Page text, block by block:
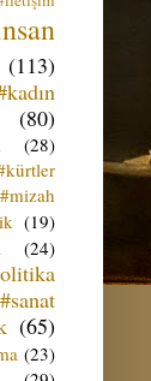
(113)
(80)
(28)
#mizah
(19)
(24)
#sanat
(65)
(23)